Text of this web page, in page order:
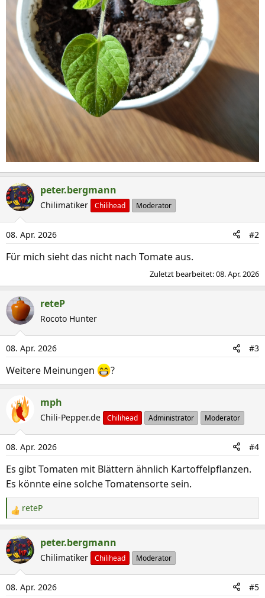
peter.bergmann
Chilimatiker Chilihead Moderator
08. Apr. 2026 #2
Für mich sieht das nicht nach Tomate aus.
Zuletzt bearbeitet:08. Apr. 2026
reteP
Rocoto Hunter
08. Apr. 2026 #3
Weitere Meinungen ?
mph
Chili-Pepper.de Chilihead Administrator Moderator
08. Apr. 2026 #4
Es gibt Tomaten mit Blättern ähnlich Kartoffelpflanzen.
Es könnte eine solche Tomatensorte sein.
R
e
a
k
t
i
o
reteP
peter.bergmann
Chilimatiker Chilihead Moderator
08. Apr. 2026 #5